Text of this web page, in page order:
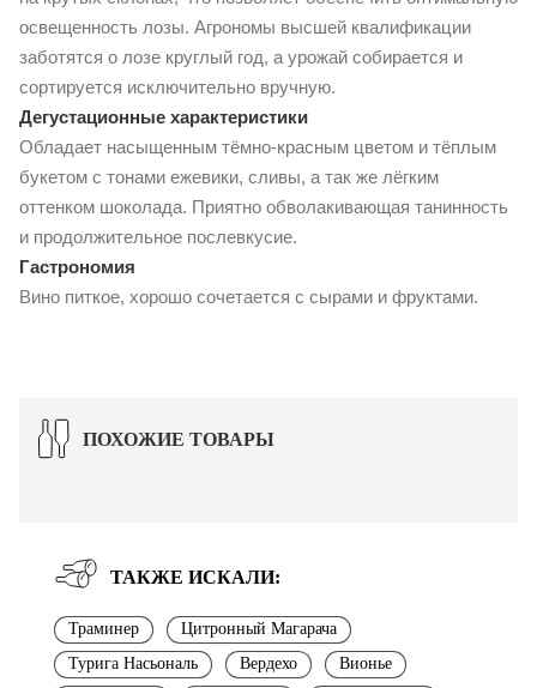
освещенность лозы. Агрономы высшей квалификации
заботятся о лозе круглый год, а урожай собирается и
сортируется исключительно вручную.
Дегустационные характеристики
Обладает насыщенным тёмно-красным цветом и тёплым
букетом с тонами ежевики, сливы, а так же лёгким
оттенком шоколада. Приятно обволакивающая танинность
и продолжительное послевкусие.
Гастрономия
Вино питкое, хорошо сочетается с сырами и фруктами.
ПОХОЖИЕ ТОВАРЫ
ТАКЖЕ ИСКАЛИ:
Траминер
Цитронный Магарача
Турига Насьональ
Вердехо
Вионье